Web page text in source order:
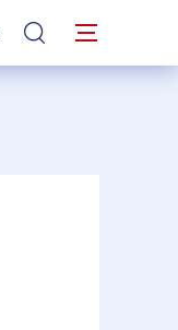
站內搜索